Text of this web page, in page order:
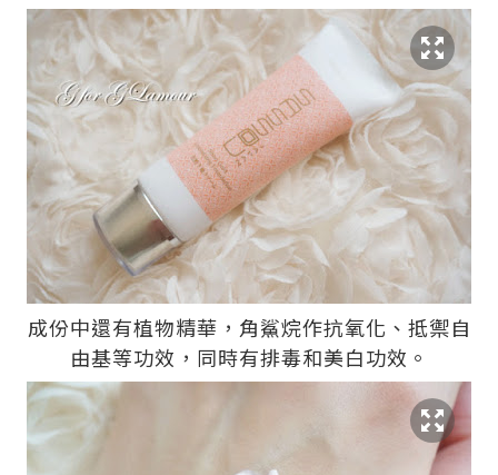
成份中還有植物精華，角鯊烷作抗氧化、抵禦自
由基等功效，同時有排毒和美白功效。